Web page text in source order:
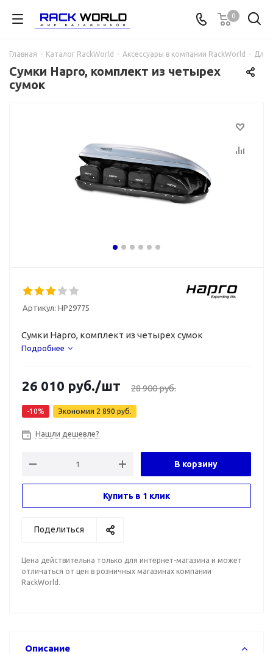
0
Главная - Каталог RackWorld - Аксессуары в компании RackWorld - Для
Сумки Hapro, комплект из четырех
сумок
Артикул: HP29775
Сумки Hapro, комплект из четырех сумок
Подробнее
26 010 руб./шт 28 900руб.
-10% Экономия 2 890 руб.
Нашли дешевле?
В корзину
Купить в 1 клик
Поделиться
Цена действительна только для интернет-магазина и может
отличаться от цен в розничных магазинах компании
RackWorld.
Описание